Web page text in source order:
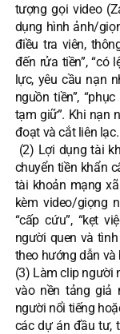
tượng gọi video
dụng hình ảnh/
điều tra viên,
đến rửa tiền”, “có
lực, yêu cầu nạn
nguồn tiền”,
tạm giữ”. Khi nạn
đoạt và cắt liên lạc.
(2) Lợi dụng tài
chuyển tiền khẩn
tài khoản mạng
kèm video/giọng
“cấp cứu”, “kẹt
người quen và
theo hướng dẫn và
(3) Làm clip người
vào nền tảng giả
người nổi tiếng
các dự án đầu tư,